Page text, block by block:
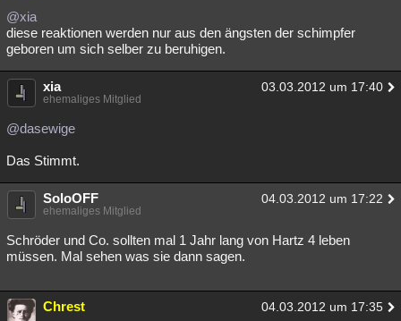
@xia
diese reaktionen werden nur aus den ängsten der schimpfer
geboren um sich selber zu beruhigen.
xia 03.03.2012 um 17:40
ehemaliges Mitglied
@dasewige
Das Stimmt.
SoloOFF 04.03.2012 um 17:22
ehemaliges Mitglied
Schröder und Co. sollten mal 1 Jahr lang von Hartz 4 leben
müssen. Mal sehen was sie dann sagen.
Chrest 04.03.2012 um 17:35